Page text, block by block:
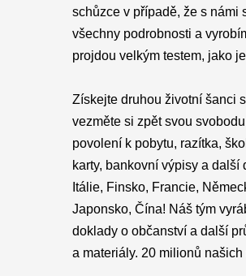
schůzce v případě, že s námi
všechny podrobnosti a
projdou velkým testem, jako
Získejte druhou životní šanci
vezměte si zpět svou
povolení k pobytu, razítka,
karty, bankovní výpisy a
Itálie, Finsko, Francie,
Japonsko, Čína! Náš tým
doklady o občanství a další
a materiály. 20 milionů